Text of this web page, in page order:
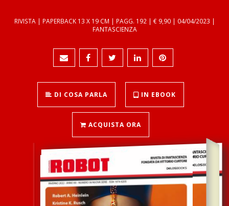
RIVISTA | PAPERBACK 13 X 19 CM | PAGG. 192 | € 9,90 | 04/04/2023 |
FANTASCIENZA
DI COSA PARLA IN EBOOK
ACQUISTA ORA